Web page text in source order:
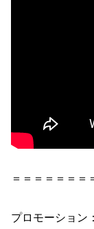
＝＝＝＝＝＝＝
プロモーション